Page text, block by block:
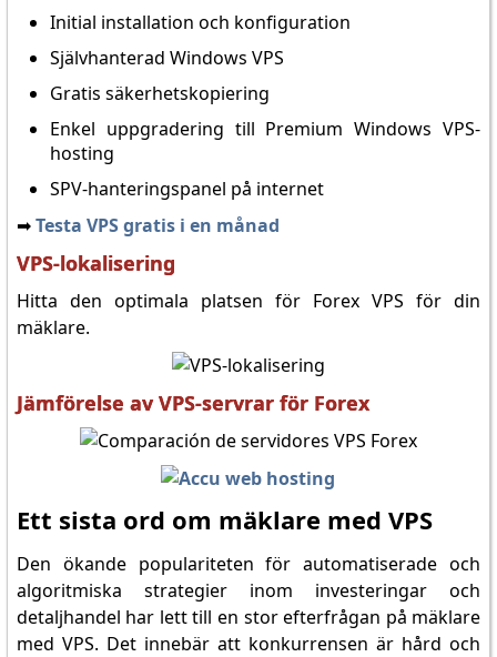
Initial installation och konfiguration
Självhanterad Windows VPS
Gratis säkerhetskopiering
Enkel uppgradering till Premium Windows VPS-
hosting
SPV-hanteringspanel på internet
➡️Testa VPS gratis i en månad
VPS-lokalisering
Hitta den optimala platsen för Forex VPS för din
mäklare.
Jämförelse av VPS-servrar för Forex
Ett sista ord om mäklare med VPS
Den ökande populariteten för automatiserade och
algoritmiska strategier inom investeringar och
detaljhandel har lett till en stor efterfrågan på mäklare
med VPS. Det innebär att konkurrensen är hård och